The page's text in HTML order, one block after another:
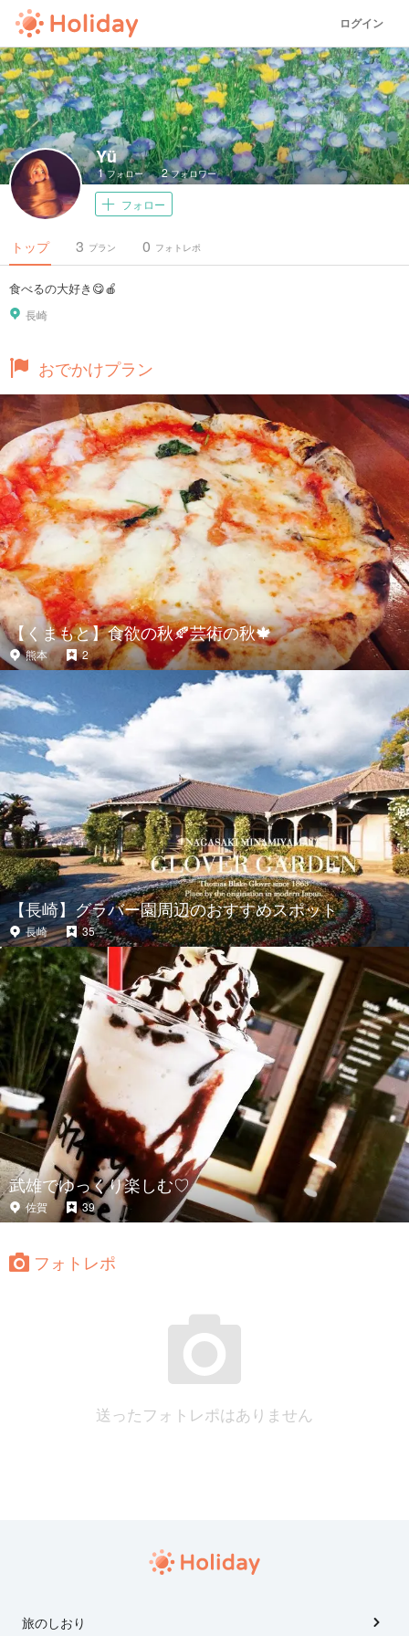
ログイン
Yü
1フォロー 2フォロワー
フォロー
トップ プラン
3 フォトレポ
0
食べるの大好き😋🍎
長崎
おでかけプラン
【くまもと】食欲の秋🍂芸術の秋🍁
熊本 2
【長崎】グラバー園周辺のおすすめスポット
長崎 35
武雄でゆっくり楽しむ♡
佐賀 39
フォトレポ
送ったフォトレポはありません
旅のしおり